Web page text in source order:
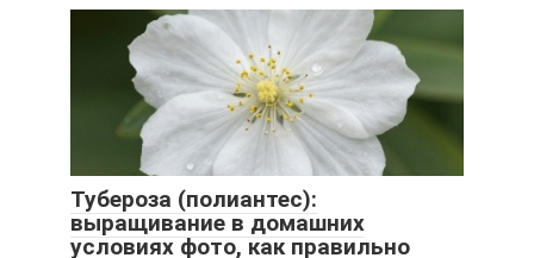
Тубероза (полиантес):
выращивание в домашних
условиях фото, как правильно